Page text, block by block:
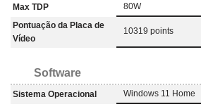
Max TDP
80W
Pontuação da Placa de
Vídeo
10319 points
Software
Sistema Operacional
Windows 11 Home